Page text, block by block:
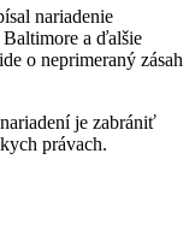
nariadenie
a ďalšie
o neprimeraný zásah
je zabrániť
právach.